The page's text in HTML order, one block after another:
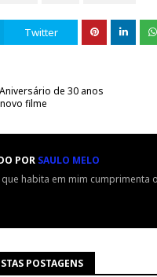
Twitter
Aniversário de 30 anos
filme
POR SAULO MELO
habita em mim cumprimenta
POSTAGENS